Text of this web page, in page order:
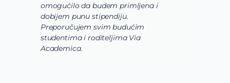
omogućilo da budem primljena i
dobijem punu stipendiju.
Preporučujem svim budućim
studentima i roditeljima Via
Academica.